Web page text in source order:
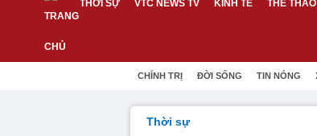
THỜI SỰ VTC NEWS TV KINH TẾ THỂ THAO
CHÍNH TRỊ ĐỜI SỐNG TIN NÓNG
Thời sự